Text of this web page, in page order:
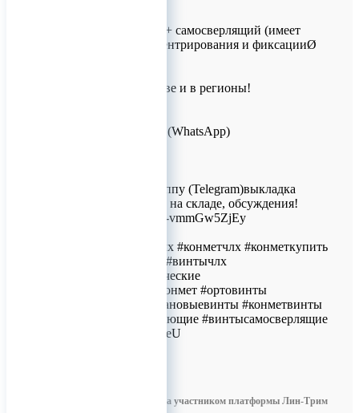
Самонарезающий + самосверлящий (имеет
особую систему центрирования и фиксацииØ
Доставка по Москве и в регионы!
+7 (926) 209-09-94 (WhatsApp)
Приглашаем в группу (Telegram)выкладка
новостей, наличие на складе, обсуждения!
https://t.me/+Gby76-vmmGw5ZjEy
#микропластиначлх #конметчлх #конметкупить
#конметпластины #винтычлх
#винтыортодонтические
#миниимплантатконмет #ортовинты
#минивинты #титановыевинты #конметвинты
#винтысамонарезающие #винтысамосверлящие
ERID: 2VtzqxZXHeU
Информация размещена участником платформы Лин-Трим